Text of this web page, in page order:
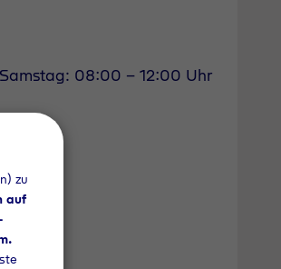
08:00 - 12:00 Uhr
zu
auf